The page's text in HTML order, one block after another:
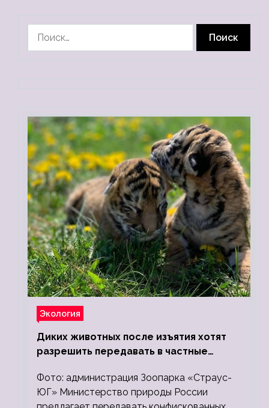
Экология
Диких животных после изъятия хотят
разрешить передавать в частные
Фото: администрация Зоопарка «Страус-
ЮГ» Министерство природы России